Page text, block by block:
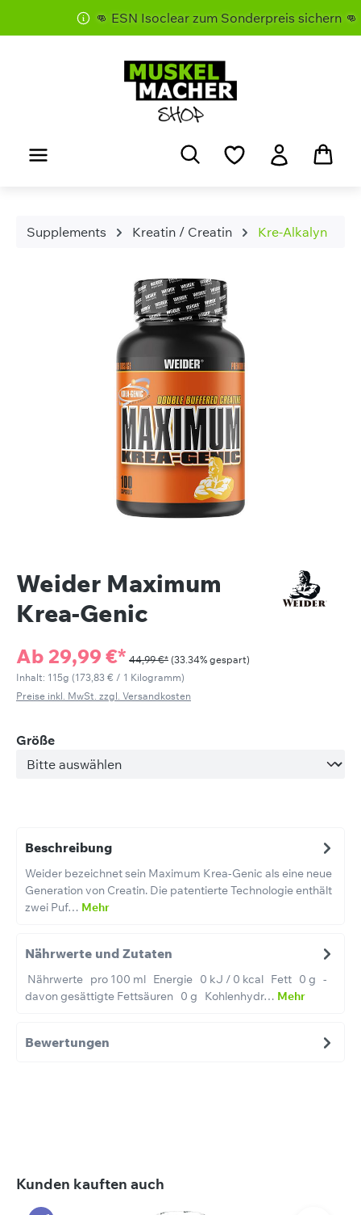
Zum Hauptinhalt springen👊 ESN Isoclear zum Sonderpreis sichern 👊
Supplements Kreatin / Creatin Kre-Alkalyn
Bildergalerie überspringen
Weider Maximum
Krea-Genic
Ab 29,99 €* 44,99 €* (33.34% gespart)
Inhalt: 115g (173,83 € / 1 Kilogramm)
Preise inkl. MwSt. zzgl. Versandkosten
Größeauswählen
Beschreibung
Weider bezeichnet sein Maximum Krea-Genic als eine neue
Generation von Creatin. Die patentierte Technologie enthält
zwei Puf… Mehr
Nährwerte und Zutaten
Nährwerte pro 100 ml Energie 0 kJ / 0 kcal Fett 0 g -
davon gesättigte Fettsäuren 0 g Kohlenhydr… Mehr
Bewertungen
Produktgalerie überspringen
Kunden kauften auch